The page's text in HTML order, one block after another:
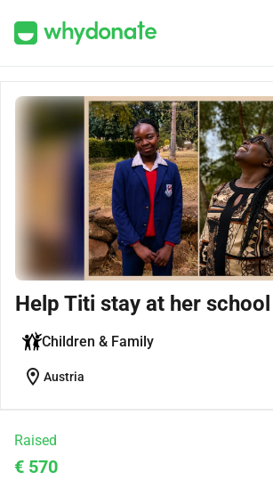
Help Titi stay at her
Children & Family
location_on Austria
Raised
€ 570